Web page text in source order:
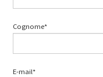
Cognome*
E-mail*